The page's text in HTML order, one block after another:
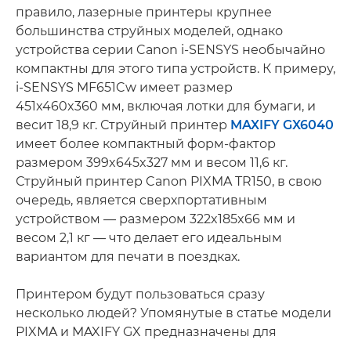
правило, лазерные принтеры крупнее
большинства струйных моделей, однако
устройства серии Canon i-SENSYS необычайно
компактны для этого типа устройств. К примеру,
i-SENSYS MF651Cw имеет размер
451x460x360 мм, включая лотки для бумаги, и
весит 18,9 кг. Струйный принтер MAXIFY GX6040
имеет более компактный форм-фактор
размером 399x645x327 мм и весом 11,6 кг.
Струйный принтер Canon PIXMA TR150, в свою
очередь, является сверхпортативным
устройством — размером 322x185x66 мм и
весом 2,1 кг — что делает его идеальным
вариантом для печати в поездках.
Принтером будут пользоваться сразу
несколько людей? Упомянутые в статье модели
PIXMA и MAXIFY GX предназначены для